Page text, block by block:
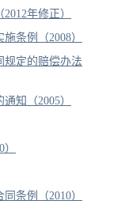
年修正）
条例（2008）
规定的赔偿办法
知（2005）
条例（2010）